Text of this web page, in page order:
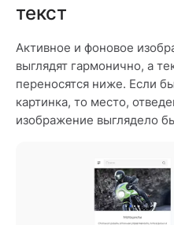
текст
Активное и фоновое
выглядят гармонично, а
переносятся ниже. Если
картинка, то место,
изображение выглядело